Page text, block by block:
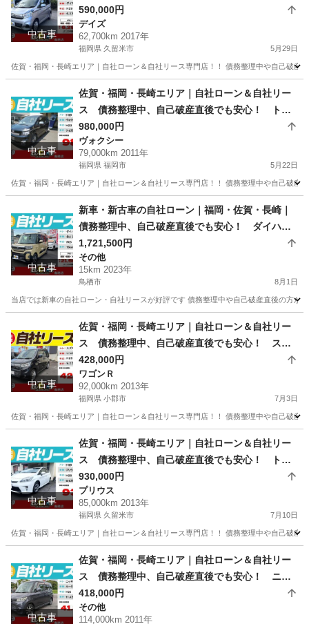
中古車
サン デイズ H29年式
590,000円
デイズ
62,700km 2017年
福岡県 久留米市 5月29日
佐賀・福岡・長崎エリア｜自社ローン＆自社リース専門店！！ 債務整理中や自己破
デイズ ローン
中古車
佐賀・福岡・長崎エリア｜自社ローン＆自社リー
ス 債務整理中、自己破産直後でも安心！ トヨ
タ ヴォクシー ZS 煌Ⅱ H23年式
980,000円
ヴォクシー
79,000km 2011年
福岡県 福岡市 5月22日
佐賀・福岡・長崎エリア｜自社ローン＆自社リース専門店！！ 債務整理中や自己破
ヴォクシー ローン
中古車
新車・新古車の自社ローン｜福岡・佐賀・長崎｜
債務整理中、自己破産直後でも安心！ ダイハ
ツ タントファンクロス R05年式
1,721,500円
その他
15km 2023年
鳥栖市 8月1日
当店では新車の自社ローン・自社リースが好評です 債務整理中や自己破産直後の方
その他 車両
中古車
佐賀・福岡・長崎エリア｜自社ローン＆自社リー
ス 債務整理中、自己破産直後でも安心！ スズ
キ ワゴンRスティングレー H25年式
428,000円
ワゴンＲ
92,000km 2013年
福岡県 小郡市 7月3日
佐賀・福岡・長崎エリア｜自社ローン＆自社リース専門店！！ 債務整理中や自己破
ワゴンＲ ローン
中古車
佐賀・福岡・長崎エリア｜自社ローン＆自社リー
ス 債務整理中、自己破産直後でも安心！ トヨ
タ プリウス S H25年式
930,000円
プリウス
85,000km 2013年
福岡県 久留米市 7月10日
佐賀・福岡・長崎エリア｜自社ローン＆自社リース専門店！！ 債務整理中や自己破
プリウス ローン
中古車
佐賀・福岡・長崎エリア｜自社ローン＆自社リー
ス 債務整理中、自己破産直後でも安心！ ニッ
サン ルークスHS H23年式
418,000円
その他
114,000km 2011年